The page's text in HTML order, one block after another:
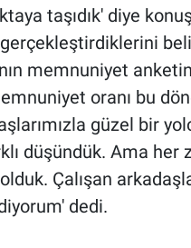
taşıdık' diye
memnuniyet
oranı bu
güzel bir
düşündük. Ama her
Çalışan
dedi.